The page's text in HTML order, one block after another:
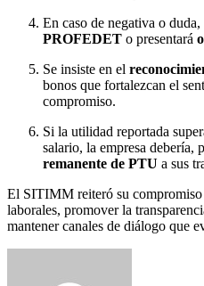
En caso de negativa o
PROFEDET o presentará
Se insiste en el
bonos que fortalezcan el
compromiso.
Si la utilidad reportada
salario, la empresa debería,
remanente de PTU a sus
El SITIMM reiteró su compromiso
laborales, promover la
mantener canales de diálogo que